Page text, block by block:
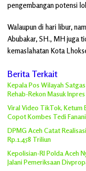
pengembangan potensi
Walaupun di hari libur,
Abubakar, SH., MH juga
kemaslahatan Kota
Berita Terkait
Kepala Pos Wilayah
Rehab-Rekon Masuk Inpres
Viral Video TikTok, Ketum
Copot Kombes Tedi Fanani
DPMG Aceh Catat
Rp.1,458 Triliun
Kepolisian-RI Polda Aceh
Jalani Pemeriksaan